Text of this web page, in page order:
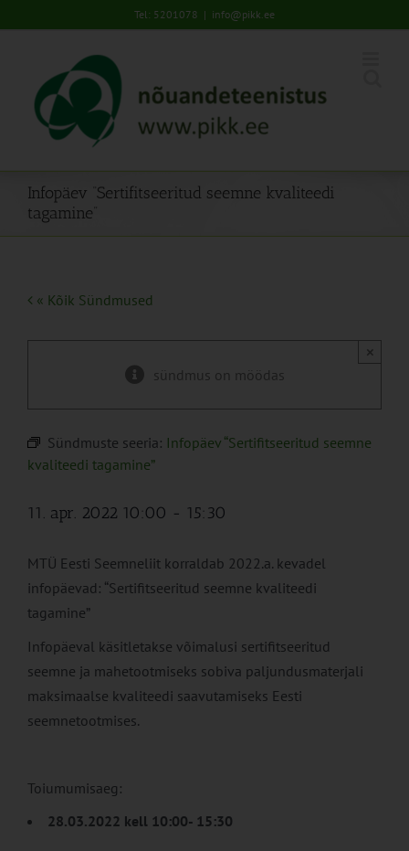
to
Tel: 5201078 | info@pikk.ee
Infopäev “Sertifitseeritud seemne kvaliteedi
tagamine”
« Kõik Sündmused
sündmus on möödas
×
Sündmuste seeria: Infopäev “Sertifitseeritud seemne
kvaliteedi tagamine”
11. apr. 2022 10:00 - 15:30
MTÜ Eesti Seemneliit korraldab 2022.a. kevadel
infopäevad: “Sertifitseeritud seemne kvaliteedi
tagamine”
Infopäeval käsitletakse võimalusi sertifitseeritud
seemne ja mahetootmiseks sobiva paljundusmaterjali
maksimaalse kvaliteedi saavutamiseks Eesti
seemnetootmises.
Toiumumisaeg:
28.03.2022 kell 10:00- 15:30